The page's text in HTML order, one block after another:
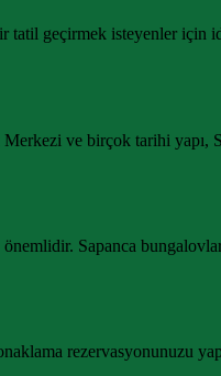
tatil geçirmek isteyenler
ve birçok tarihi yapı,
Sapanca
rezervasyonunuzu